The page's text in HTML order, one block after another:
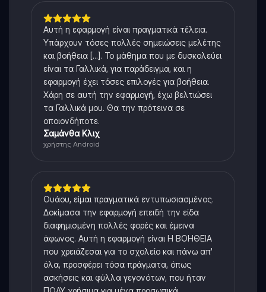
Αυτή η εφαρμογή είναι πραγματικά τέλεια.
Υπάρχουν τόσες πολλές σημειώσεις μελέτης
και βοήθεια [...]. Το μάθημα που με δυσκολεύει
είναι τα Γαλλικά, για παράδειγμα, και η
εφαρμογή έχει τόσες επιλογές για βοήθεια.
Χάρη σε αυτή την εφαρμογή, έχω βελτιώσει
τα Γαλλικά μου. Θα την πρότεινα σε
οποιονδήποτε.
Σαμάνθα Κλιχ
χρήστης Android
Ουάου, είμαι πραγματικά εντυπωσιασμένος.
Δοκίμασα την εφαρμογή επειδή την είδα
διαφημισμένη πολλές φορές και έμεινα
άφωνος. Αυτή η εφαρμογή είναι Η ΒΟΗΘΕΙΑ
που χρειάζεσαι για το σχολείο και πάνω απ'
όλα, προσφέρει τόσα πράγματα, όπως
ασκήσεις και φύλλα γεγονότων, που ήταν